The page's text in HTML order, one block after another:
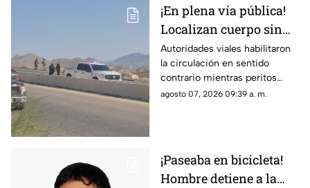
¡En plena vía pública!
Localizan cuerpo sin
vida en Camino Real;
desvían tráfico
Autoridades viales habilitaron
la circulación en sentido
contrario mientras peritos
procesan la escena; solicitan
agosto 07, 2026 09:39 a. m.
¡Paseaba en bicicleta!
Hombre detiene a la